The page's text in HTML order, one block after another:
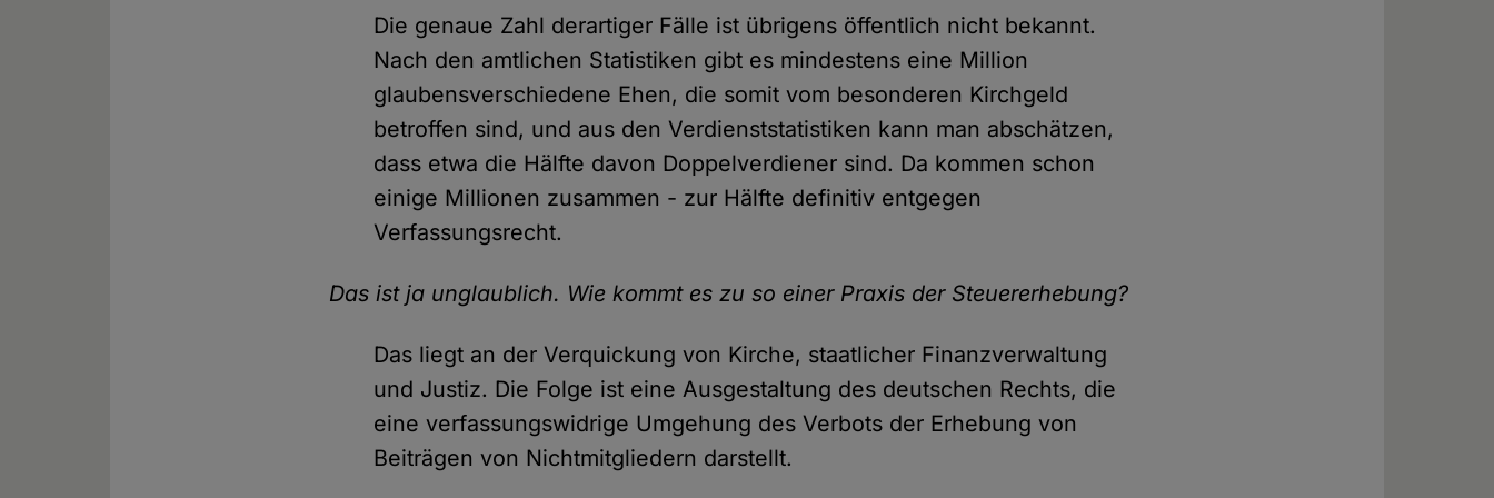
Die genaue Zahl derartiger Fälle ist übrigens öffentlich nicht bekannt.
Nach den amtlichen Statistiken gibt es mindestens eine Million
glaubensverschiedene Ehen, die somit vom besonderen Kirchgeld
betroffen sind, und aus den Verdienststatistiken kann man abschätzen,
dass etwa die Hälfte davon Doppelverdiener sind. Da kommen schon
einige Millionen zusammen - zur Hälfte definitiv entgegen
Verfassungsrecht.
Das ist ja unglaublich. Wie kommt es zu so einer Praxis der Steuererhebung?
Das liegt an der Verquickung von Kirche, staatlicher Finanzverwaltung
und Justiz. Die Folge ist eine Ausgestaltung des deutschen Rechts, die
eine verfassungswidrige Umgehung des Verbots der Erhebung von
Beiträgen von Nichtmitgliedern darstellt.